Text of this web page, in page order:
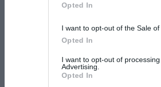
Opted In
I want to opt-out of the Sale of
Opted In
I want to opt-out of
Advertising.
Opted In